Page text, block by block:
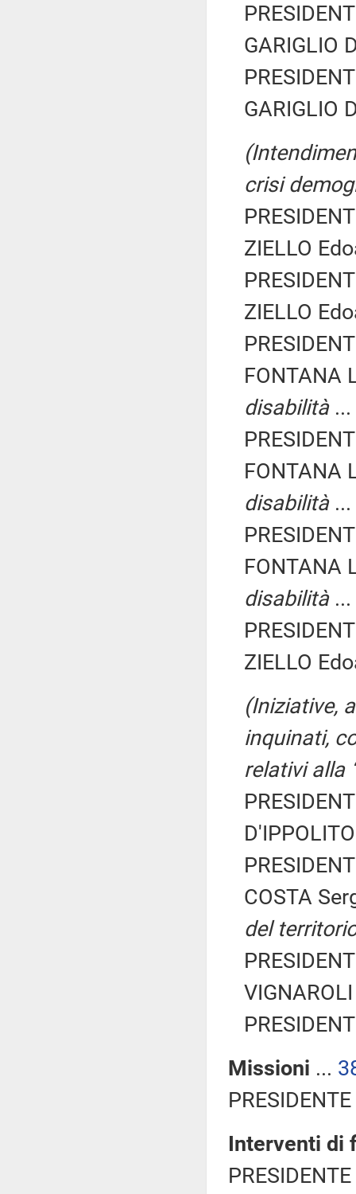
GARIGLIO
GARIGLIO
crisi
ZIELLO
ZIELLO
FONTANA
disabilità...
FONTANA
disabilità...
FONTANA
disabilità...
ZIELLO
(Iniziative,
inquinati,
relativi alla
COSTA
del
Missioni ...
Interventi di